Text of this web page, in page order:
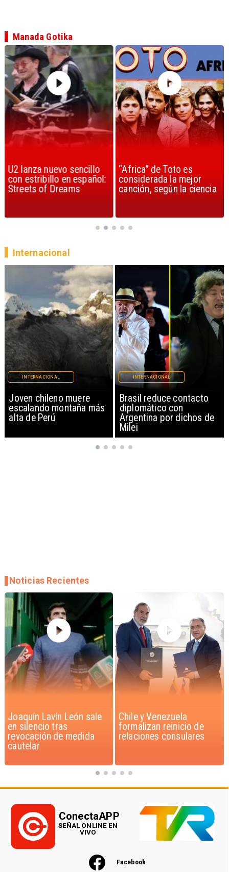
U2 lanza nuevo sencillo
con estribillo en español:
Streets of Dreams
“Africa” de Toto es
considerada la mejor
canción, según la ciencia
Manada Gotika
Brasil reduce contacto
diplomático con
Argentina por dichos de
INTERNACIONAL
China restringe
exportación de drones a
EEUU y sanciona
empresas
INTERNACIONAL
Internacional
Chile y Venezuela
formalizan reinicio de
relaciones consulares
Feriantes rechazan
dichos de Camila Flores
sobre Fabiola Campillai
Noticias Recientes
Facebook
ConectaAPP
SEÑAL ONLINE EN
VIVO